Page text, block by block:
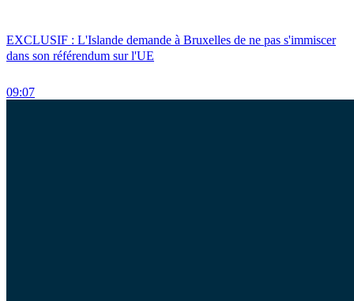
EXCLUSIF : L'Islande demande à Bruxelles de ne pas s'immiscer
dans son référendum sur l'UE
09:07